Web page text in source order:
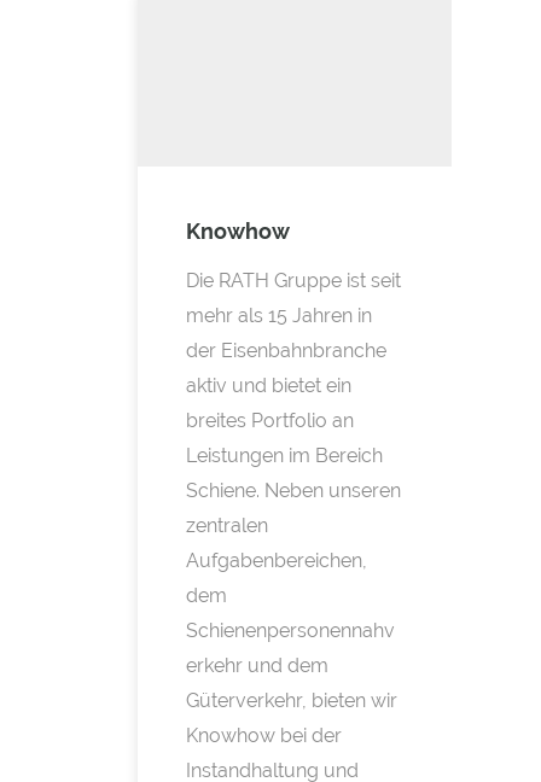
Knowhow
Die RATH Gruppe ist seit
mehr als 15 Jahren in
der Eisenbahnbranche
aktiv und bietet ein
breites Portfolio an
Leistungen im Bereich
Schiene. Neben unseren
zentralen
Aufgabenbereichen,
dem
Schienenpersonennahv
erkehr und dem
Güterverkehr, bieten wir
Knowhow bei der
Instandhaltung und